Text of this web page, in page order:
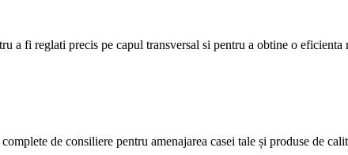
a fi reglati precis pe capul transversal si pentru a obtine o
de consiliere pentru amenajarea casei tale și produse de